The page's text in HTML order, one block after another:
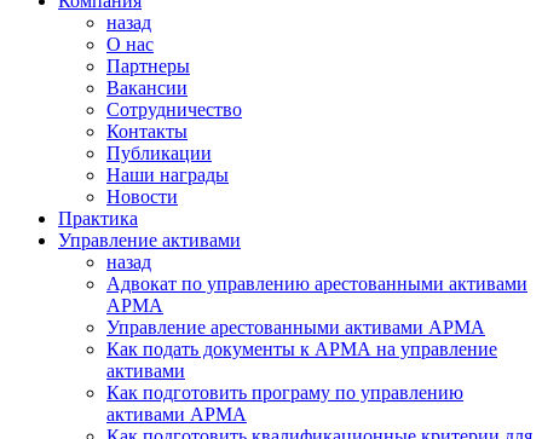
назад
О нас
Партнеры
Вакансии
Сотрудничество
Контакты
Публикации
Наши награды
Новости
Практика
Управление активами
назад
Адвокат по управлению арестованными активами
АРМА
Управление арестованными активами АРМА
Как подать документы к АРМА на управление
активами
Как подготовить програму по управлению
активами АРМА